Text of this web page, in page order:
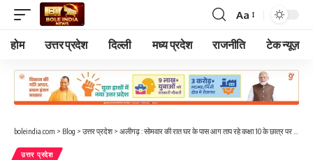
Font
Resizer
Aa
होम उत्तर प्रदेश दिल्ली मध्य प्रदेश राजनीति टेक न्यूज़
boleindia.com > Blog > उत्तर प्रदेश> अलीगढ़ : सोमवार की रात घर के पास आग ताप रहे कक्षा 10 के छात्र पर बाइक सवार दो हमलावर गोली मारकर भाग गए।
उत्तर प्रदेश